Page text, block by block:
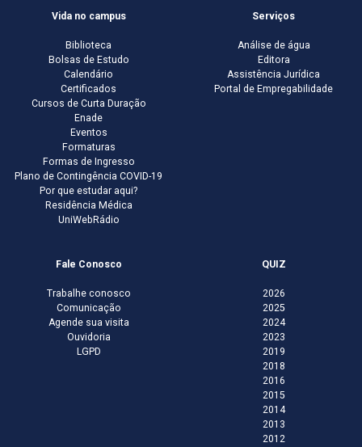
Vida no campus
Biblioteca
Bolsas de Estudo
Calendário
Certificados
Cursos de Curta Duração
Enade
Eventos
Formaturas
Formas de Ingresso
Plano de Contingência COVID-19
Por que estudar aqui?
Residência Médica
UniWebRádio
Serviços
Análise de água
Editora
Assistência Jurídica
Portal de Empregabilidade
Fale Conosco
Trabalhe conosco
Comunicação
Agende sua visita
Ouvidoria
LGPD
QUIZ
2026
2025
2024
2023
2019
2018
2016
2015
2014
2013
2012